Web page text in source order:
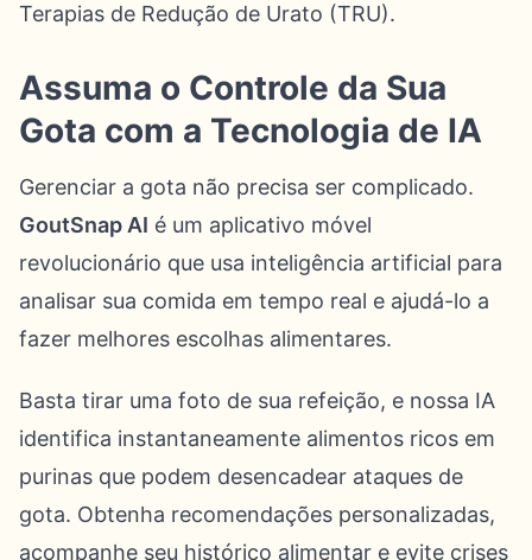
Terapias de Redução de Urato (TRU).
Assuma o Controle da Sua
Gota com a Tecnologia de IA
Gerenciar a gota não precisa ser complicado.
GoutSnap AI é um aplicativo móvel
revolucionário que usa inteligência artificial para
analisar sua comida em tempo real e ajudá-lo a
fazer melhores escolhas alimentares.
Basta tirar uma foto de sua refeição, e nossa IA
identifica instantaneamente alimentos ricos em
purinas que podem desencadear ataques de
gota. Obtenha recomendações personalizadas,
acompanhe seu histórico alimentar e evite crises